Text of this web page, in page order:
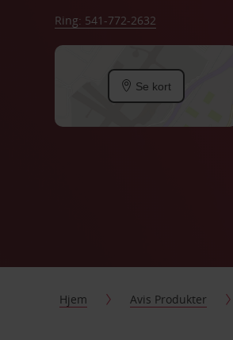
Ring: 541-772-2632
Se kort
Hjem Avis Produkter